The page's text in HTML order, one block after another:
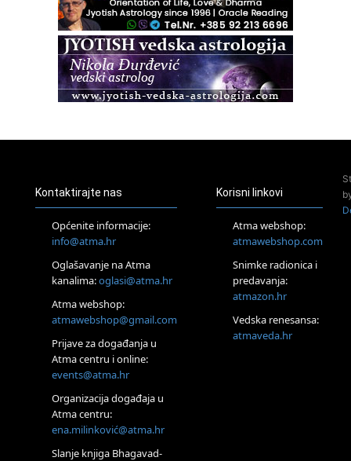
Zagreb+Online
Osnovni ThetaHealing® tečaj, Zagreb i Online
Access BARS®, otpusti stres
Pjesma srca / Zagreb
Tečaj Višeg Vodstva, razvijanja intuicije i Akaša zapisa
Online
Postanite Nositelj Vibracije Nove Zemlje
Visoko
Alemka Dauskardt – Jednodnevna radionica sistemskih
konstelacija
Zagreb
HOD PO ŽERAVICI – Seminar koji mijenja tijelo, duh i um
SoulFest – Festival glazbe, mudrosti i zajedništva
Zagreb
Access BARS® edukacija otpusti stres
Kontaktirajte nas
Općenite informacije:
info@atma.hr
Oglašavanje na Atma
kanalima:oglasi@atma.hr
Atma webshop:
atmawebshop@gmail.com
Prijave za događanja u
Atma centru i online:
events@atma.hr
Organizacija događaja u
Atma centru:
ena.milinković@atma.hr
Slanje knjiga Bhagavad-
Korisni linkovi
Atma webshop:
atmawebshop.com
Snimke radionica i
predavanja:
atmazon.hr
Vedska renesansa:
atmaveda.hr